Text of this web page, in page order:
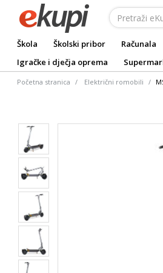
Škola Školski pribor Računala
Igračke i dječja oprema
Početna stranica Električni romobili